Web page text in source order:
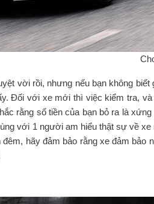
vời rồi, nhưng nếu bạn không
Đối với xe mới thì việc kiểm tra,
rằng số tiền của bạn bỏ ra là
với 1 người am hiểu thật sự về xe
hãy đảm bảo rằng xe đảm bảo